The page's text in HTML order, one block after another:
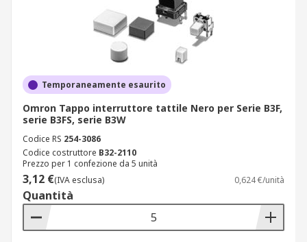
Temporaneamente esaurito
Omron Tappo interruttore tattile Nero per Serie B3F,
serie B3FS, serie B3W
Codice RS 254-3086
Codice costruttore B32-2110
Prezzo per 1 confezione da 5 unità
3,12 €(IVA esclusa) 0,624 €/unità
Quantità